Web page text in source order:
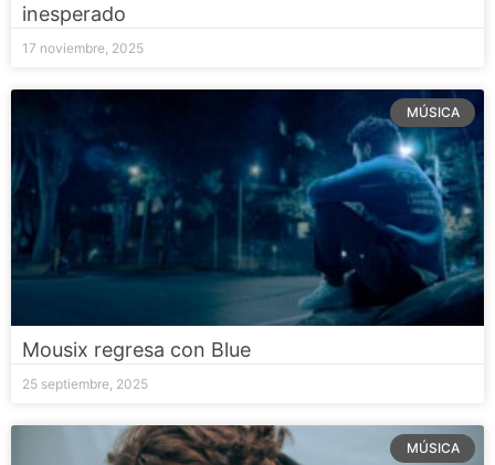
inesperado
17 noviembre, 2025
MÚSICA
Mousix regresa con Blue
25 septiembre, 2025
MÚSICA